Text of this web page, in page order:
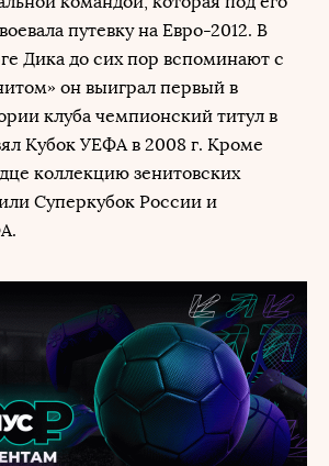
путевку на Евро-2012. В
Дика до сих пор вспоминают с
он выиграл первый в
клуба чемпионский титул в
Кубок УЕФА в 2008 г. Кроме
коллекцию зенитовских
Суперкубок России и